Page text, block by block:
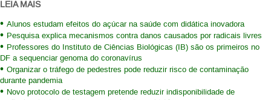
LEIA MAIS
Alunos estudam efeitos do açúcar na saúde com didática inovadora
Pesquisa explica mecanismos contra danos causados por radicais livres
Professores do Instituto de Ciências Biológicas (IB) são os primeiros no
DF a sequenciar genoma do coronavírus
Organizar o tráfego de pedestres pode reduzir risco de contaminação
durante pandemia
Novo protocolo de testagem pretende reduzir indisponibilidade de